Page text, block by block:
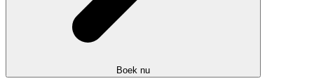
Boek nu